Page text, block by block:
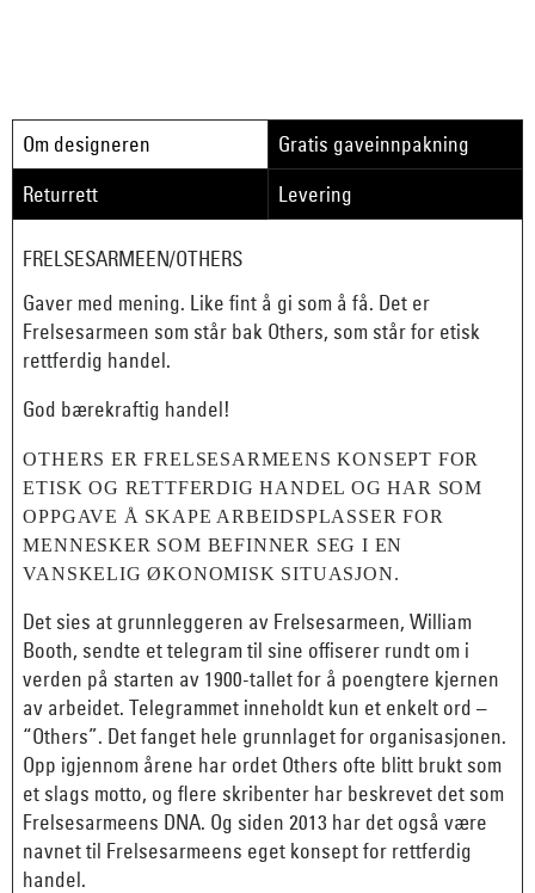
Om designeren
Gratis gaveinnpakning
Returrett
Levering
FRELSESARMEEN/OTHERS
Gaver med mening. Like fint å gi som å få. Det er
Frelsesarmeen som står bak Others, som står for etisk
rettferdig handel.
God bærekraftig handel!
OTHERS ER FRELSESARMEENS KONSEPT FOR
ETISK OG RETTFERDIG HANDEL OG HAR SOM
OPPGAVE Å SKAPE ARBEIDSPLASSER FOR
MENNESKER SOM BEFINNER SEG I EN
VANSKELIG ØKONOMISK SITUASJON.
Det sies at grunnleggeren av Frelsesarmeen, William
Booth, sendte et telegram til sine offiserer rundt om i
verden på starten av 1900-tallet for å poengtere kjernen
av arbeidet. Telegrammet inneholdt kun et enkelt ord –
“Others”. Det fanget hele grunnlaget for organisasjonen.
Opp igjennom årene har ordet Others ofte blitt brukt som
et slags motto, og flere skribenter har beskrevet det som
Frelsesarmeens DNA. Og siden 2013 har det også være
navnet til Frelsesarmeens eget konsept for rettferdig
handel.